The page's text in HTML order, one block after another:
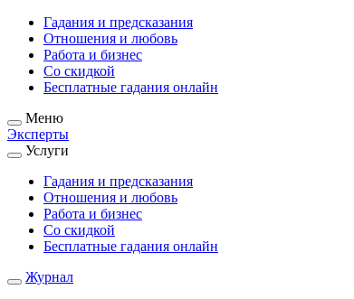
Гадания и предсказания
Отношения и любовь
Работа и бизнес
Со скидкой
Бесплатные гадания онлайн
Меню
Эксперты
Услуги
Гадания и предсказания
Отношения и любовь
Работа и бизнес
Со скидкой
Бесплатные гадания онлайн
Журнал